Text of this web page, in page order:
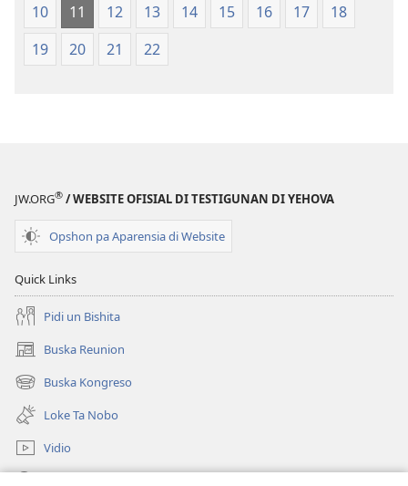
10
11 12 13 14 15 16 17
18
19
20 21 22
JW.ORG® / WEBSITE OFISIAL DI TESTIGUNAN DI YEHOVA
Opshon pa Aparensia di Website
Quick Links
Pidi un Bishita
Buska Reunion
(opens
new
window)
Buska Kongreso
(opens
new
window)
Loke Ta Nobo
Vidio